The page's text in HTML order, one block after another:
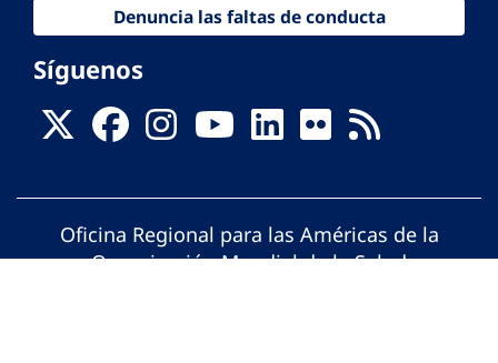
Denuncia las faltas de conducta
Síguenos
Oficina Regional para las Américas de la
Organización Mundial de la Salud